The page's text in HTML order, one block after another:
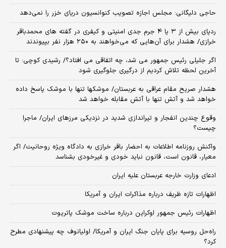
حاجی دلیگانی: مجلس اجازه تصویب کنوانسیون دریای خزر را نمی‌دهد
ردپای بیش از ۳ یا ۴ جرم جدی امنیتی و کیفری در گفته های محمدباقر
خرازی/ هشدار برای آن‌هایی که می‌خواهند به ۲۵۰ هزار نفر بپیوندند
اگر جلیلی رئیس جمهور می شد، چه اتفاقی می افتاد؟/ رشیدی کوچی: تا
آخرین لحظه تلاش کردیم از درگیری جلوگیری شود
هشدار صریح مقام عراقی به عربستان/ موشکها تنها با موشک پاسخ داده
خواهد شد و آتش تنها با آتش مقابله خواهد شد
وقوع چندین انفجار و تیراندازی شدید در نزدیکی مرز‌های ایران/ ماجرا
چیست؟
واکنش روزنامه اطلاعات به احضار باقر خرازی به دادگاه ویژه روحانیت/ اگر
معیار، قانون است، قانون نباید خودی و غیرخودی بشناسد
ادعای وزارت خارجه عربستان علیه ایران
اظهارات تازه ظریف درباره مذاکرات ایران و آمریکا
اظهارات رئیس جمهور اوکراین درباره ساخت موشک پاتریوت
راه‌حل روسیه برای پایان جنگ ایران و آمریکا/ اولیانوف چه پیشنهادی مطرح
کرد؟